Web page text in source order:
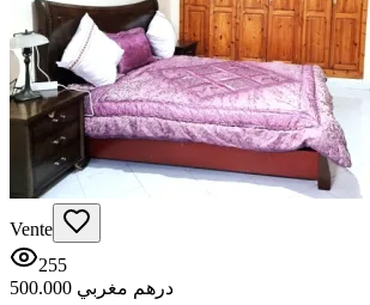
Vente
255
500.000 درهم مغربي